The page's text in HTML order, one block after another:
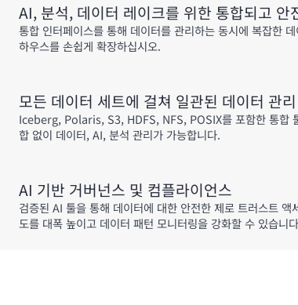
AI, 분석, 데이터 레이크를 위한 통합되고 안
통합 인터페이스를 통해 데이터를 관리하는 동시에 복잡한
하우스를 손쉽게 확장하십시오.
모든 데이터 세트에 걸쳐 일관된 데이터 관리
Iceberg, Polaris, S3, HDFS, NFS, POSIX를 포함한 통합
합 없이 데이터, AI, 분석 관리가 가능합니다.
AI 기반 거버넌스 및 컴플라이언스
검증된 AI 툴을 통해 데이터에 대한 안전한 제로 트러스트
도를 대폭 높이고 데이터 패턴 모니터링을 강화할 수 있습니